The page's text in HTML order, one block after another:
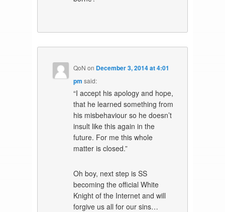
QoN on December 3, 2014 at 4:01
pm said:
“I accept his apology and hope,
that he learned something from
his misbehaviour so he doesn’t
insult like this again in the
future. For me this whole
matter is closed.”
Oh boy, next step is SS
becoming the official White
Knight of the Internet and will
forgive us all for our sins…